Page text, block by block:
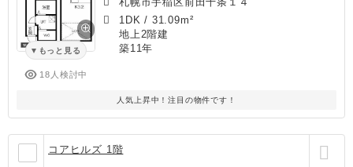
もっと見る
18人検討中
1DK / 31.09m²
地上2階建
築11年
人気上昇中！注目の物件です！
コアヒルズ 1階